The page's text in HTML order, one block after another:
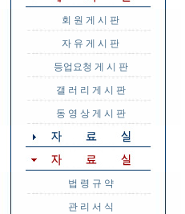
회 원 게 시 판
자 유 게 시 판
등업요청 게 시 판
갤 러 리 게 시 판
동 영 상 게 시 판
법 령 규 약
관 리 서 식